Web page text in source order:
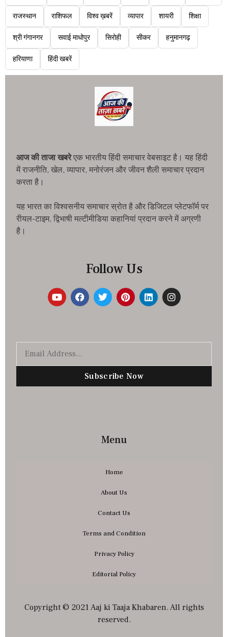
राजस्थान राशिफल विश्व ख़बरें व्यापार शायरी शिक्षा
श्री गंगानगर सवाई माधोपुर सिरोही सीकर हनुमानगढ़
हरियाणा हिंदी खबरें
आज की ताजा खबरेएक भारतीय हिंदी समाचार वेबसाइट है। यह हिंदी
में राजनीति, खेल, व्यापार, मनोरंजन और जीवन शैली समाचार प्रदान
करता है।
यह भारत का विश्वसनीय समाचार स्रोत है और डिजिटल प्लेटफॉर्म पर
रीयल-टाइम, द्विभाषी मल्टीमीडिया कहानियां प्रदान करने में अग्रणी
है।
Follow Us
Subscribe Now
Menu
Home
About Us
Contact Us
Terms and Condition
Privacy Policy
Editorial Policy
Copyright © 2021 Aaj ki Taaja Khabaren. All rights
reserved.